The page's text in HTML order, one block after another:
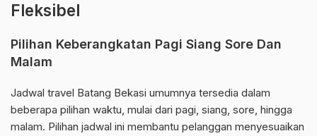
Fleksibel
Pilihan Keberangkatan Pagi Siang Sore Dan
Malam
Jadwal travel Batang Bekasi umumnya tersedia dalam
beberapa pilihan waktu, mulai dari pagi, siang, sore, hingga
malam. Pilihan jadwal ini membantu pelanggan menyesuaikan